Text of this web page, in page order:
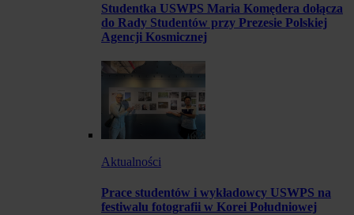
Studentka USWPS Maria Komędera dołącza
do Rady Studentów przy Prezesie Polskiej
Agencji Kosmicznej
Aktualności
Prace studentów i wykładowcy USWPS na
festiwalu fotografii w Korei Południowej